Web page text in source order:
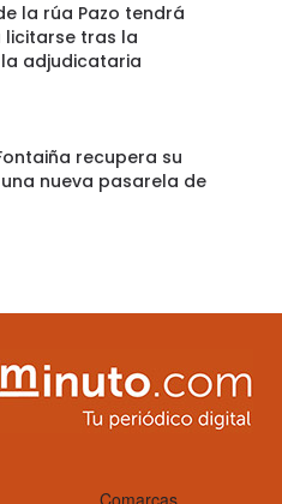
la rúa Pazo tendrá
licitarse tras la
adjudicataria
recupera su
nueva pasarela de